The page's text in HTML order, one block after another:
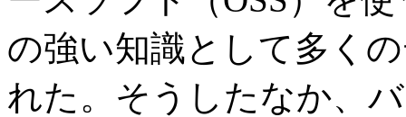
の強い知識として多く
れた。そうしたなか、